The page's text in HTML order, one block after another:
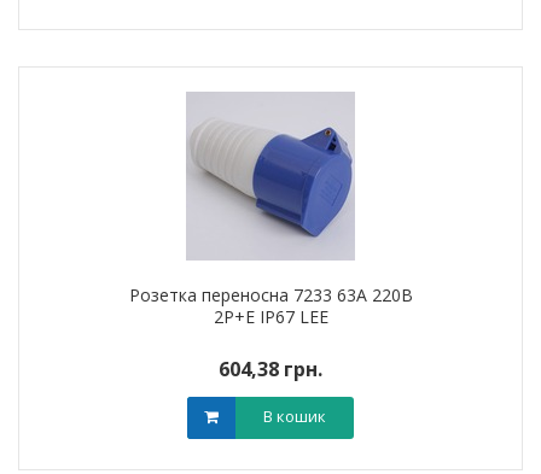
Розетка переносна 7233 63А 220В
2Р+Е IP67 LEE
604,38 грн.
В кошик